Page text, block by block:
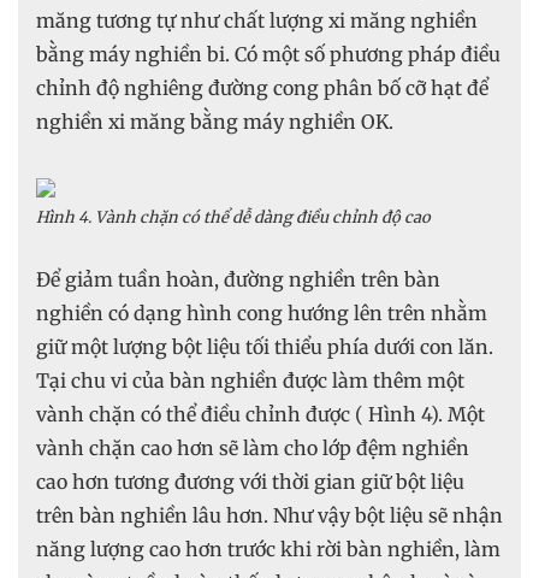
măng tương tự như chất lượng xi măng nghiền
bằng máy nghiền bi. Có một số phương pháp điều
chỉnh độ nghiêng đường cong phân bố cỡ hạt để
nghiền xi măng bằng máy nghiền OK.
Hình 4. Vành chặn có thể dễ dàng điều chỉnh độ cao
Để giảm tuần hoàn, đường nghiền trên bàn
nghiền có dạng hình cong hướng lên trên nhằm
giữ một lượng bột liệu tối thiểu phía dưới con lăn.
Tại chu vi của bàn nghiền được làm thêm một
vành chặn có thể điều chỉnh được ( Hình 4). Một
vành chặn cao hơn sẽ làm cho lớp đệm nghiền
cao hơn tương đương với thời gian giữ bột liệu
trên bàn nghiền lâu hơn. Như vậy bột liệu sẽ nhận
năng lượng cao hơn trước khi rời bàn nghiền, làm